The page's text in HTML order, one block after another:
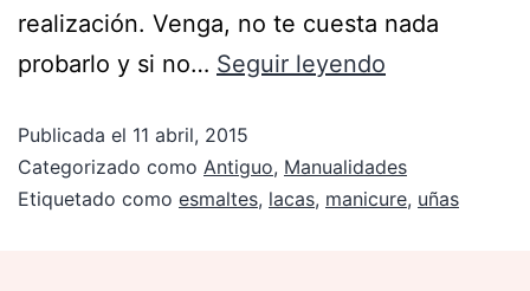
realización. Venga, no te cuesta nada
probarlo y si no… Seguir leyendo
Publicada el 11 abril, 2015
Categorizado como Antiguo, Manualidades
Etiquetado como esmaltes, lacas, manicure, uñas